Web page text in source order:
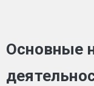
Основные